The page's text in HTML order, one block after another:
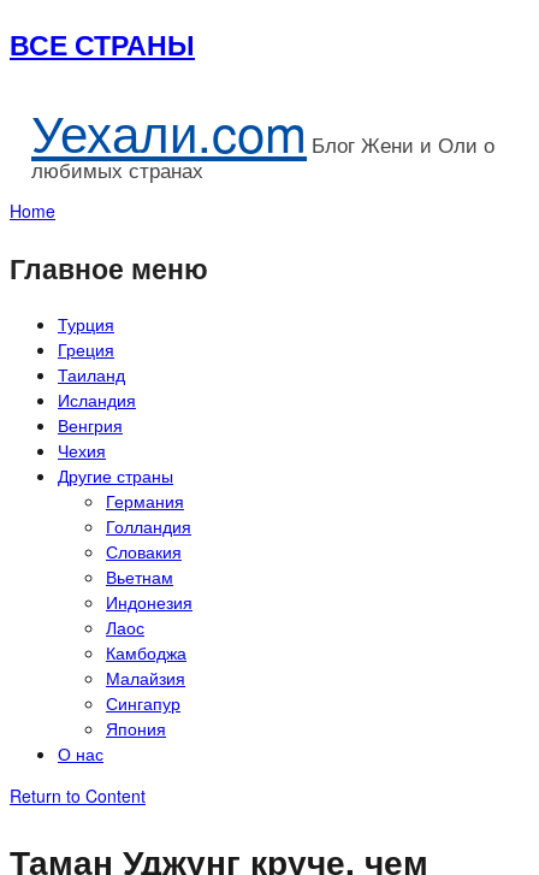
ВСЕ СТРАНЫ
Уехали.com Блог Жени и Оли о
любимых странах
Home
Главное меню
Турция
Греция
Таиланд
Исландия
Венгрия
Чехия
Другие страны
Германия
Голландия
Словакия
Вьетнам
Индонезия
Лаос
Камбоджа
Малайзия
Сингапур
Япония
О нас
Return to Content
Таман Уджунг круче, чем